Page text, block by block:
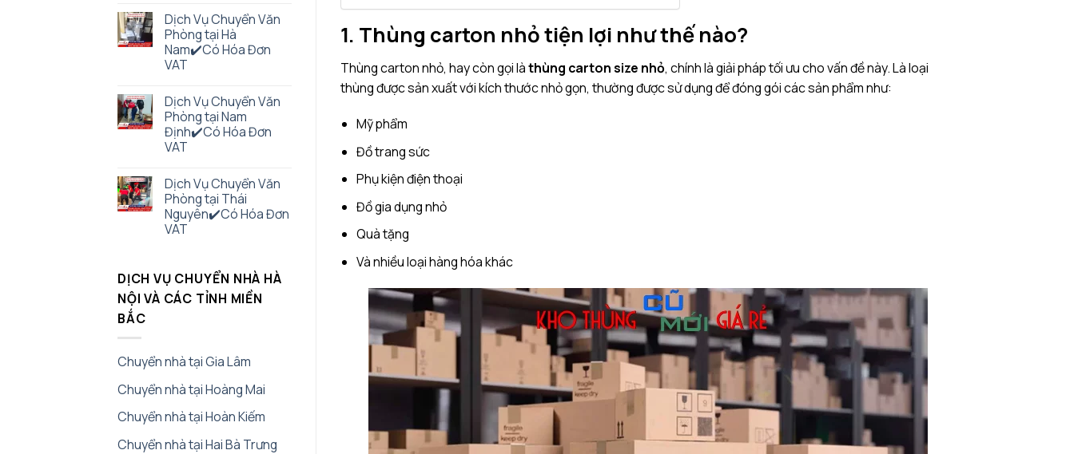
Dịch Vụ Chuyển Văn
Phòng tại Hà
Nam✔️Có Hóa Đơn
VAT
Dịch Vụ Chuyển Văn
Phòng tại Nam
Định✔️Có Hóa Đơn
VAT
Dịch Vụ Chuyển Văn
Phòng tại Thái
Nguyên✔️Có Hóa Đơn
VAT
DỊCH VỤ CHUYỂN NHÀ HÀ
NỘI VÀ CÁC TỈNH MIỀN
BẮC
Chuyển nhà tại Gia Lâm
Chuyển nhà tại Hoàng Mai
Chuyển nhà tại Hoàn Kiếm
Chuyển nhà tại Hai Bà Trưng
1. Thùng carton nhỏ tiện lợi như thế nào?
Thùng carton nhỏ, hay còn gọi làthùng carton size nhỏ, chính là giải pháp tối ưu cho vấn đề này. Là loại
thùng được sản xuất với kích thước nhỏ gọn, thường được sử dụng để đóng gói các sản phẩm như:
Mỹ phẩm
Đồ trang sức
Phụ kiện điện thoại
Đồ gia dụng nhỏ
Quà tặng
Và nhiều loại hàng hóa khác